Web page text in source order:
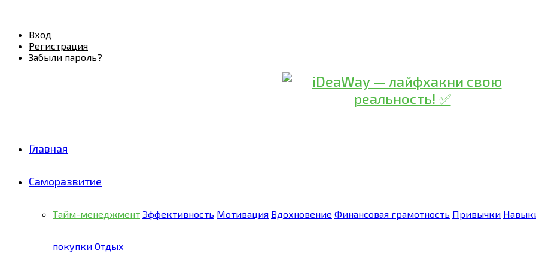
Вход
Регистрация
Забыли пароль?
Главная
Саморазвитие
Тайм-менеджмент Эффективность Мотивация Вдохновение Финансовая грамотность Привычки
покупки Отдых